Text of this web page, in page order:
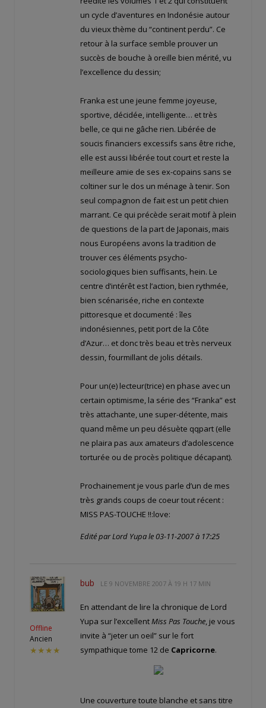
un cycle d’aventures en Indonésie autour
du vieux thème du “continent perdu”. Ce
retour à la surface semble prouver un
succès de bouche à oreille bien mérité, vu
l’excellence du dessin;
Franka est une jeune femme joyeuse,
sportive, décidée, intelligente… et très
belle, ce qui ne gâche rien. Libérée de
soucis financiers excessifs sans être riche,
elle est aussi libérée tout court et reste la
meilleure amie de ses ex-copains sans se
coltiner sur le dos un ménage à tenir. Son
seul compagnon de fait est un petit chien
marrant. Ce qui précède serait motif à plein
de questions de la part de Japonais, mais
nous Européens avons la tradition de
trouver ces éléments psycho-
sociologiques bien suffisants, hein. Le
centre d’intérêt est l’action, bien rythmée,
bien scénarisée, riche en contexte
pittoresque et documenté : îles
indonésiennes, petit port de la Côte
d’Azur… et donc très beau et très nerveux
dessin, fourmillant de jolis détails.
Pour un(e) lecteur(trice) en phase avec un
certain optimisme, la série des “Franka” est
très attachante, une super-détente, mais
quand même un peu désuète qqpart (elle
ne plaira pas aux amateurs d’adolescence
torturée ou de procès politique décapant).
Prochainement je vous parle d’un de mes
très grands coups de coeur tout récent :
MISS PAS-TOUCHE !!:love:
Edité par Lord Yupa le 03-11-2007 à 17:25
Offline
Ancien
★★★★
bub LE 9 NOVEMBRE 2007 À 19 H 17 MIN
En attendant de lire la chronique de Lord
Yupa sur l’excellentMiss Pas Touche, je vous
invite à “jeter un oeil” sur le fort
sympathique tome 12 de Capricorne.
Une couverture toute blanche et sans titre